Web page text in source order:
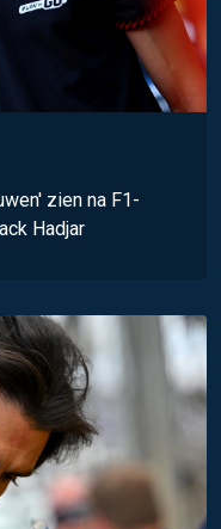
zien na F1-
Hadjar